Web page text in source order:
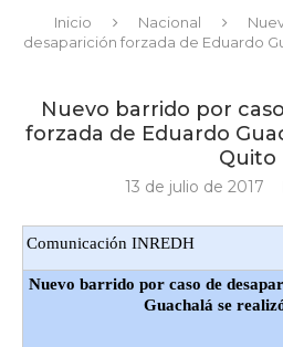
Inicio Nacional
desaparición forzada de Eduardo
Nuevo barrido por
forzada de Eduardo
Quito
13 de julio de 2017
Comunicación INREDH
Nuevo barrido por caso de
Guachalá se